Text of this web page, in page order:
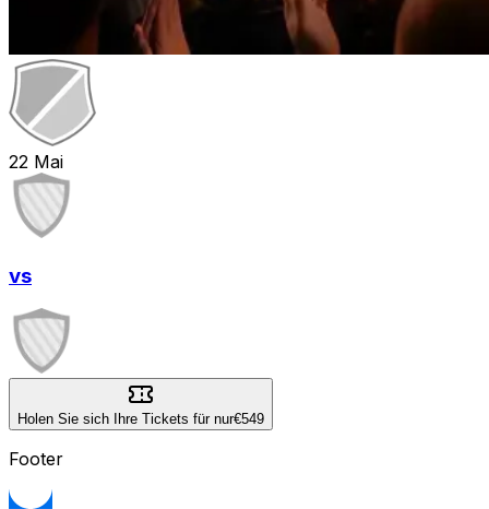
22 Mai
vs
Holen Sie sich Ihre Tickets für nur€549
Footer